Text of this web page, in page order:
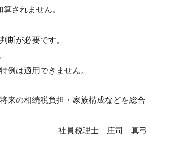
されません。
断が必要です。
例は適用できません。
来の相続税負担・家族構成などを総合
社員税理士 庄司 真弓